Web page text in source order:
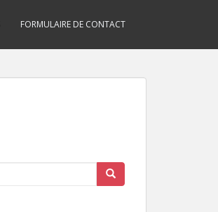
FORMULAIRE DE CONTACT